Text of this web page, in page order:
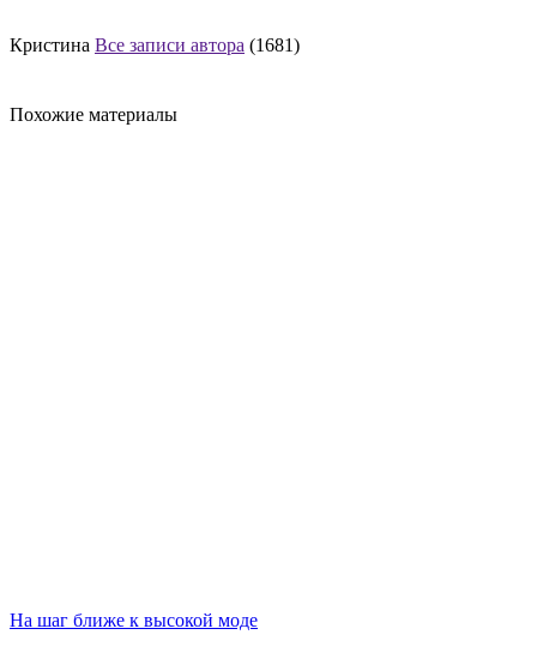
Кристина Все записи автора (1681)
Похожие материалы
На шаг ближе к высокой моде